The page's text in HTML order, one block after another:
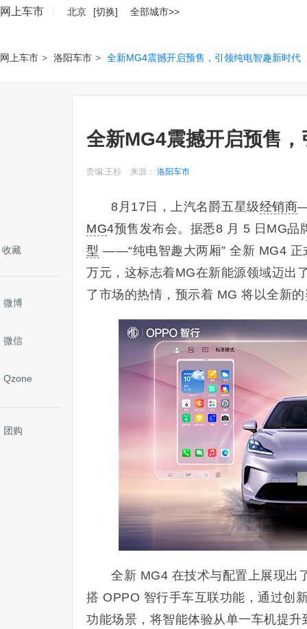
网上车市 北京 [切换] 全部城市>>
网上车市 > 洛阳车市 > 全新MG4震撼开启预售，引领纯电智趣新时代
收藏
微博
微信
Qzone
团购
全新MG4震撼开启预售
责编:王杉 来源： 洛阳车市
8月17日，上汽名爵五星级经销商
MG4预售发布会。据悉8 月 5 日MG品
型 ——“纯电智趣大两厢” 全新 MG4
万元，这标志着MG在新能源领域迈出
了市场的热情，预示着 MG 将以全新
全新 MG4 在技术与配置上展现出
搭 OPPO 智行手车互联功能，通过创
功能场景，将智能体验从单一车机提